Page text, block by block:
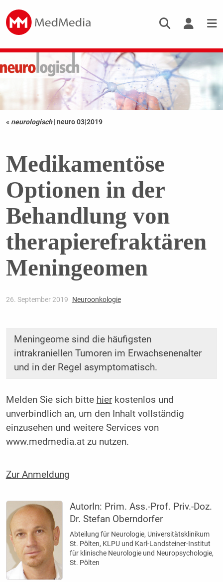
« neurologisch |neuro 03|2019
Medikamentöse
Optionen in der
Behandlung von
therapierefraktären
Meningeomen
26. September 2019 Neuroonkologie
Meningeome sind die häufigsten
intrakraniellen Tumoren im Erwachsenenalter
und in der Regel asymptomatisch.
Melden Sie sich bitte hierkostenlos und
unverbindlich an, um den Inhalt vollständig
einzusehen und weitere Services von
www.medmedia.at zu nutzen.
Zur Anmeldung
AutorIn: Prim. Ass.-Prof. Priv.-Doz.
Dr. Stefan Oberndorfer
Abteilung für Neurologie, Universitätsklinikum
St. Pölten, KLPU und Karl-Landsteiner-Institut
für klinische Neurologie und Neuropsychologie,
St. Pölten